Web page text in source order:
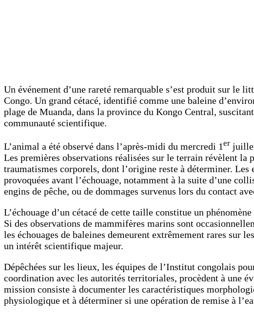
Un événement d’une rareté remarquable s’est produit sur le
Congo. Un grand cétacé, identifié comme une baleine
plage de Muanda, dans la province du Kongo Central,
communauté scientifique.
L’animal a été observé dans l’après-midi du mercredi 1er
Les premières observations réalisées sur le terrain révèlent la
traumatismes corporels, dont l’origine reste à déterminer. Les
provoquées avant l’échouage, notamment à la suite d’une
engins de pêche, ou de dommages survenus lors du contact
L’échouage d’un cétacé de cette taille constitue un
Si des observations de mammifères marins sont
les échouages de baleines demeurent extrêmement rares sur
un intérêt scientifique majeur.
Dépêchées sur les lieux, les équipes de l’Institut congolais
coordination avec les autorités territoriales, procèdent à une
mission consiste à documenter les caractéristiques
physiologique et à déterminer si une opération de remise à